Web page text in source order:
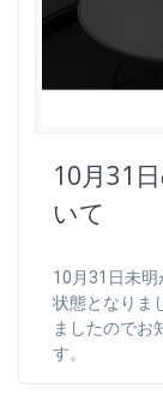
10月31
いて
10月31日未明
状態となりま
ましたのでお
す。